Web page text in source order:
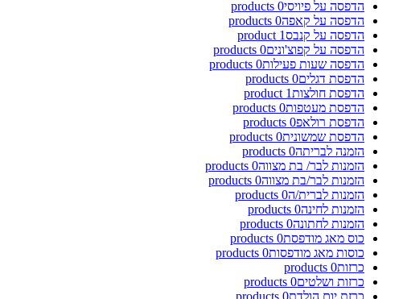
הדפסה על פיויסי0
products
הדפסה על קאפה0
products
הדפסה על קנבס1
product
הדפסה על קפוצ'ונים0
products
הדפסה שעות פעילות0
products
הדפסת דגלים0
products
הדפסת חולצות1
product
הדפסת מעטפות0
products
הדפסת רולאפ0
products
הדפסת שמשונית0
products
הזמנה לבריתה0
products
הזמנות לבר/ בת מצווה0
products
הזמנות לבר/בת מצווה0
products
הזמנות לברית/ה0
products
הזמנות לחינה0
products
הזמנות לחתונה0
products
כוס מאג מודפסת0
products
כוסות מאג מודפסות0
products
כרזות0
products
כרזות ושלטים0
products
כרזת יום הולדת0
products